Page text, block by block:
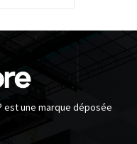
est une marque déposée